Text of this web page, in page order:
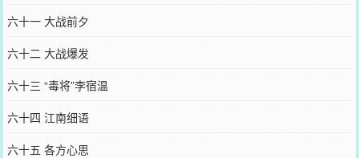
六十一 大战前夕
六十二 大战爆发
六十三 “毒将”李宿温
六十四 江南细语
六十五 各方心思